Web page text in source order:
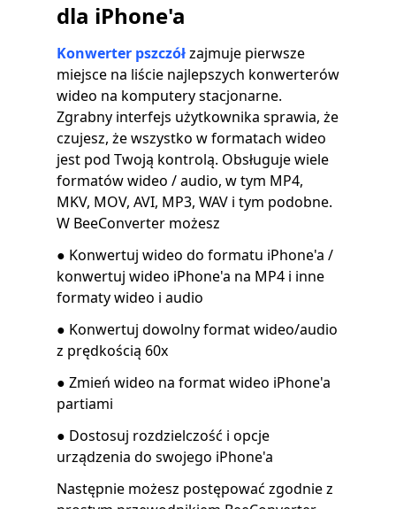
dla iPhone'a
Konwerter pszczółzajmuje pierwsze
miejsce na liście najlepszych konwerterów
wideo na komputery stacjonarne.
Zgrabny interfejs użytkownika sprawia, że
​​czujesz, że wszystko w formatach wideo
jest pod Twoją kontrolą. Obsługuje wiele
formatów wideo / audio, w tym MP4,
MKV, MOV, AVI, MP3, WAV i tym podobne.
W BeeConverter możesz
● Konwertuj wideo do formatu iPhone'a /
konwertuj wideo iPhone'a na MP4 i inne
formaty wideo i audio
● Konwertuj dowolny format wideo/audio
z prędkością 60x
● Zmień wideo na format wideo iPhone'a
partiami
● Dostosuj rozdzielczość i opcje
urządzenia do swojego iPhone'a
Następnie możesz postępować zgodnie z